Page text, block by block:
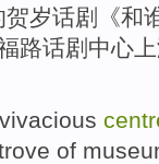
贺岁话剧《和
路话剧 中心
vivacious
of